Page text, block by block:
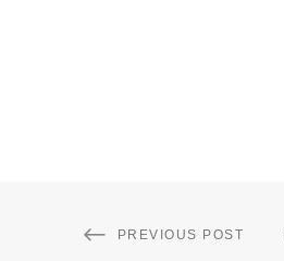
PREVIOUS POST